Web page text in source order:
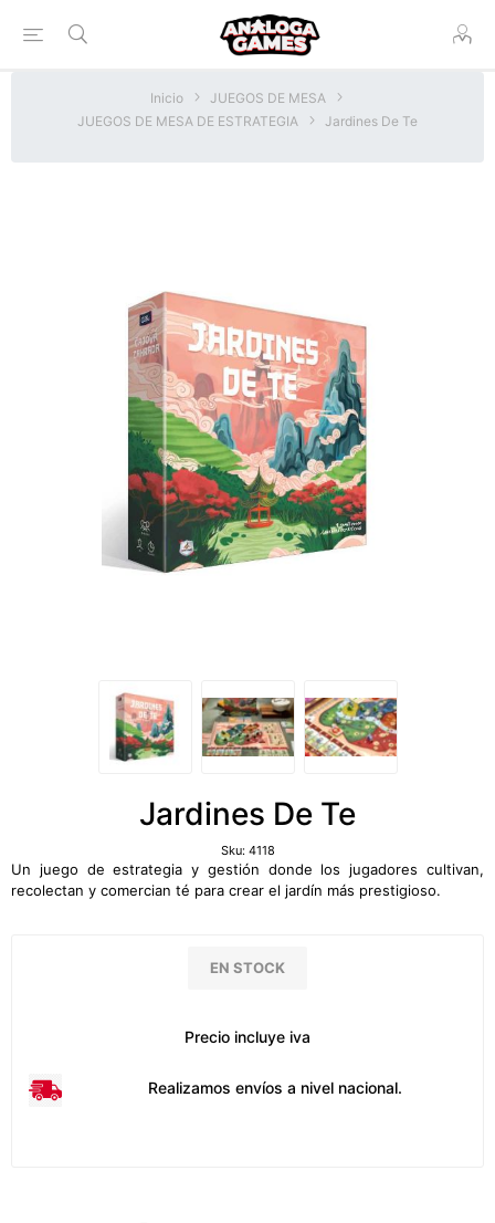
Inicio
JUEGOS DE MESA
JUEGOS DE MESA DE ESTRATEGIA
Jardines De Te
Jardines De Te
Sku: 4118
Un juego de estrategia y gestión donde los jugadores cultivan,
recolectan y comercian té para crear el jardín más prestigioso.
EN STOCK
Precio incluye iva
Realizamos envíos a nivel nacional.